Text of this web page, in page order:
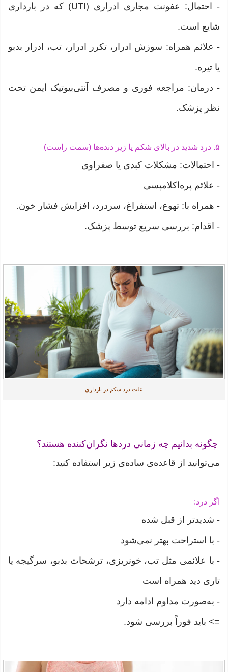
- احتمال: عفونت مجاری ادراری (UTI) که در بارداری
شایع است.
- علائم همراه: سوزش ادرار، تکرر ادرار، تب، ادرار بدبو
یا تیره.
- درمان: مراجعه فوری و مصرف آنتی‌بیوتیک ایمن تحت
نظر پزشک.
۵. درد شدید در بالای شکم یا زیر دنده‌ها (سمت راست)
- احتمالات: مشکلات کبدی یا صفراوی
- علائم پره‌اکلامپسی
- همراه با: تهوع، استفراغ، سردرد، افزایش فشار خون.
- اقدام: بررسی سریع توسط پزشک.
علت درد شکم در بارداری
چگونه بدانیم چه زمانی دردها نگران‌کننده هستند؟
می‌توانید از قاعده‌ی ساده‌ی زیر استفاده کنید:
اگر درد:
- شدیدتر از قبل شده
- با استراحت بهتر نمی‌شود
- با علائمی مثل تب، خونریزی، ترشحات بدبو، سرگیجه یا
تاری دید همراه است
- به‌صورت مداوم ادامه دارد
=> باید فوراً بررسی شود.